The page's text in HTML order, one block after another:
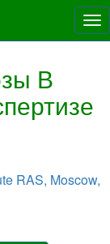
В
RAS, Moscow,